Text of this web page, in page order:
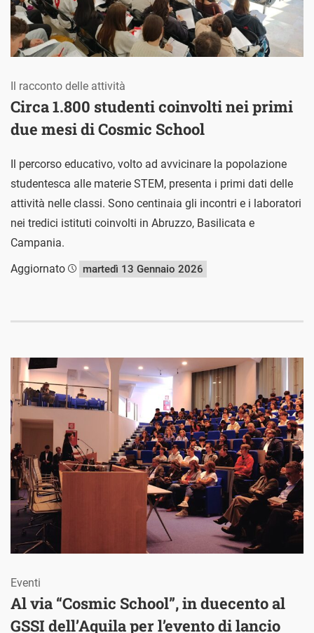
Circa 1.800 studenti coinvolti nei primi
due mesi di Cosmic School
Il racconto delle attività
Il percorso educativo, volto ad avvicinare la popolazione
studentesca alle materie STEM, presenta i primi dati delle
attività nelle classi. Sono centinaia gli incontri e i laboratori
nei tredici istituti coinvolti in Abruzzo, Basilicata e
Campania.
Aggiornato
martedì 13 Gennaio 2026
Al via “Cosmic School”, in duecento al
GSSI dell’Aquila per l’evento di lancio
Eventi